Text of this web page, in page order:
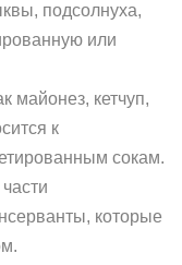
подсолнуха,
или
майонез, кетчуп,
к
сокам.
которые